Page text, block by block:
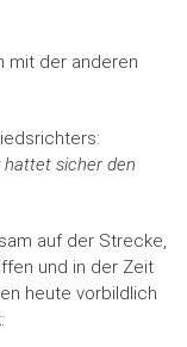
mit der anderen
hattet sicher den
auf der Strecke,
und in der Zeit
heute vorbildlich